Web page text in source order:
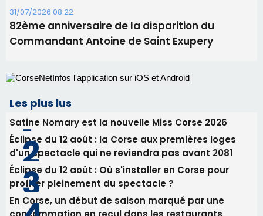
d'un spectacle qui ne reviendra pas avant 2081
Éclipse du 12 août : Où s'installer en Corse pour
profiter pleinement du spectacle ?
consommation en recul dans les restaurants
face à une nouvelle escroquerie au faux vendeur de
vin
Newsletter
Inscrivez-vous à la newsletter de CNI et recevez par
email les infos les plus importantes et une sélection de